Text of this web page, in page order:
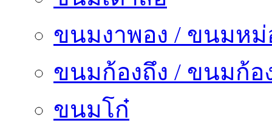
ขนมงาพอง / ขนมหม่
ขนมก้องถึง / ขนมก้อ
ขนมโก๋